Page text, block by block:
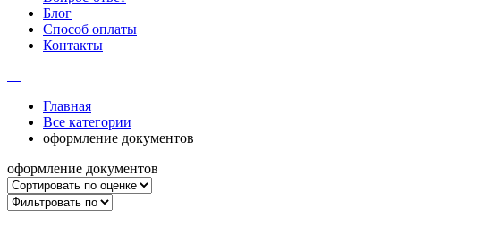
Блог
Способ оплаты
Контакты
Главная
Все категории
оформление документов
оформление документов